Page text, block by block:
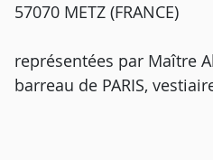
57070 METZ (FRANCE)
représentées par Maître
barreau de PARIS,